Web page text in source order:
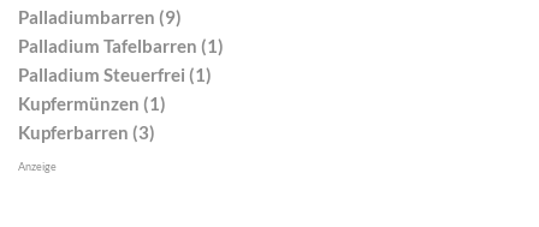
Palladiumbarren (9)
Palladium Tafelbarren (1)
Palladium Steuerfrei (1)
Kupfermünzen (1)
Kupferbarren (3)
Anzeige